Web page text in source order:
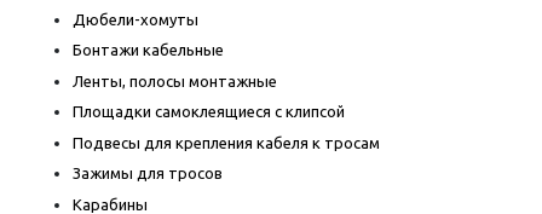
Дюбели-хомуты
Бонтажи кабельные
Ленты, полосы монтажные
Площадки самоклеящиеся с клипсой
Подвесы для крепления кабеля к тросам
Зажимы для тросов
Карабины